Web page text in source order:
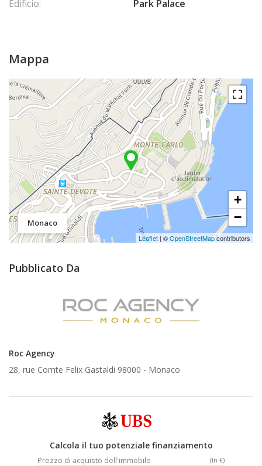
Edificio: Park Palace
Mappa
Monaco
+
−
Leaflet | ©OpenStreetMapcontributors
Pubblicato Da
Roc Agency
28, rue Comte Felix Gastaldi 98000 - Monaco
Calcola il tuo potenziale finanziamento
Prezzo di acquisto dell'immobile (In €)